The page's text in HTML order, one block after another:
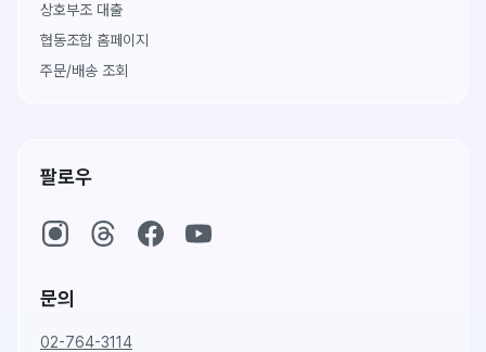
상호부조 대출
협동조합 홈페이지
주문/배송 조회
팔로우
문의
02-764-3114